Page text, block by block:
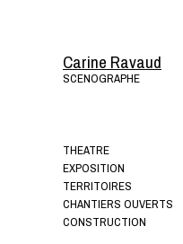
Carine Ravaud
THEATRE
EXPOSITION
TERRITOIRES
CHANTIERS OUVERTS
CONSTRUCTION
SCENOGRAPHE